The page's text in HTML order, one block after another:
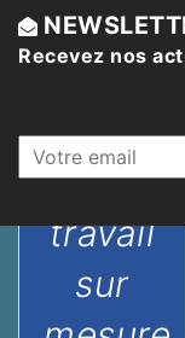
juridique
Un
temps
de
travail
sur
Recevez nos